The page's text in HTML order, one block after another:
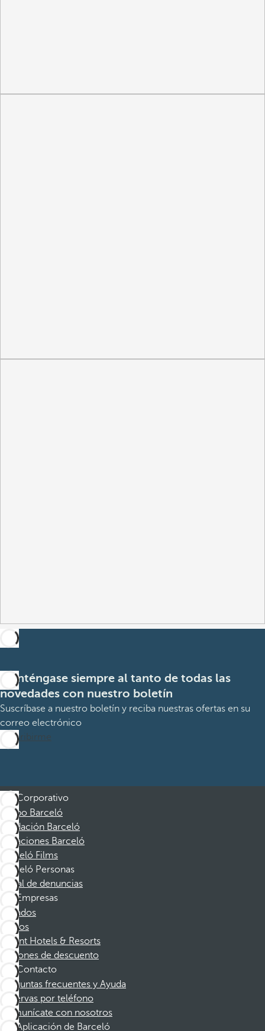
Manténgase siempre al tanto de todas las
novedades con nuestro boletín
Suscríbase a nuestro boletín y reciba nuestras ofertas en su
correo electrónico
Suscribirme
Corporativo
Grupo Barceló
Fundación Barceló
Vacaciones Barceló
Barceló Films
Barceló Personas
Canal de denuncias
Empresas
Afiliados
Socios
Dorint Hotels & Resorts
Cupones de descuento
Contacto
Preguntas frecuentes y Ayuda
Reservas por teléfono
Comunícate con nosotros
Aplicación de Barceló